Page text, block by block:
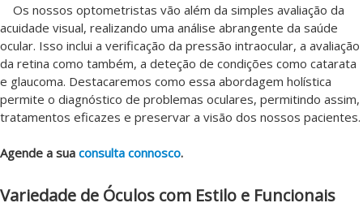
Os nossos optometristas vão além da simples avaliação da
acuidade visual, realizando uma análise abrangente da saúde
ocular. Isso inclui a verificação da pressão intraocular, a avaliação
da retina como também, a deteção de condições como catarata
e glaucoma. Destacaremos como essa abordagem holística
permite o diagnóstico de problemas oculares, permitindo assim,
tratamentos eficazes e preservar a visão dos nossos pacientes.
Agende a sua consulta connosco.
Variedade de Óculos com Estilo e Funcionais